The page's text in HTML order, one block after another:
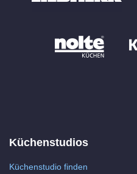
Küchenstudios
Küchenstudio finden